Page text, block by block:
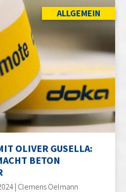
ALLGEMEIN
OLIVER GUSELLA:
BETON
| Clemens Oelmann